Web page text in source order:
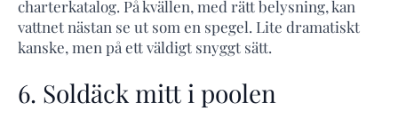
charterkatalog. På kvällen, med rätt belysning, kan
vattnet nästan se ut som en spegel. Lite dramatiskt
kanske, men på ett väldigt snyggt sätt.
6. Soldäck mitt i poolen